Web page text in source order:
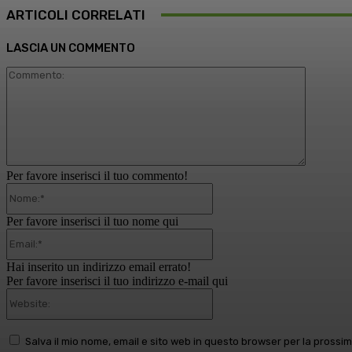
ARTICOLI CORRELATI
LASCIA UN COMMENTO
Per favore inserisci il tuo commento!
Per favore inserisci il tuo nome qui
Hai inserito un indirizzo email errato!
Per favore inserisci il tuo indirizzo e-mail qui
Salva il mio nome, email e sito web in questo browser per la